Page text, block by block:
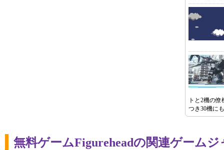
トと2機の
つき30機に
無料ゲームFigureheadの関連ゲーム